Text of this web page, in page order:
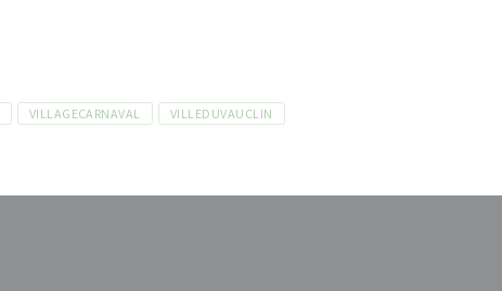
VILLAGECARNAVAL VILLEDUVAUCLIN